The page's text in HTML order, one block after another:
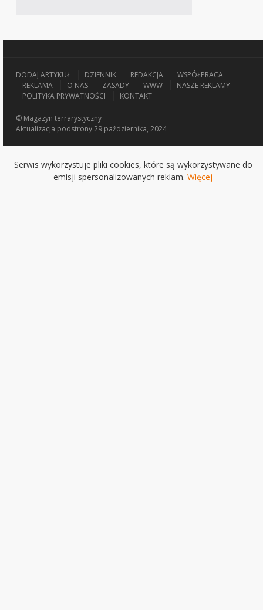
DODAJ ARTYKUŁ DZIENNIK REDAKCJA
WSPÓŁPRACA
REKLAMA
O NAS ZASADY WWW
NASZE REKLAMY
POLITYKA PRYWATNOŚCI
KONTAKT
© Magazyn terrarystyczny
Aktualizacja podstrony 29 października, 2024
Serwis wykorzystuje pliki cookies, które są wykorzystywane do
emisji spersonalizowanych reklam. Więcej